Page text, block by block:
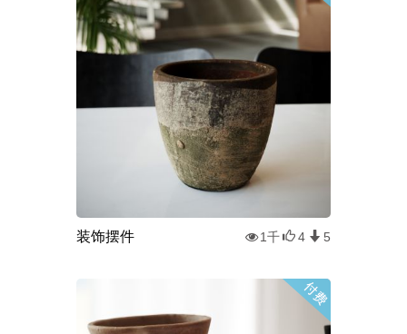
装饰摆件 1千 4 5